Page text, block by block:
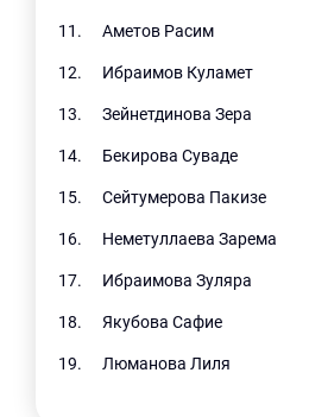
Аметов Расим
Ибраимов Куламет
Зейнетдинова Зера
Бекирова Суваде
Сейтумерова Пакизе
Неметуллаева Зарема
Ибраимова Зуляра
Якубова Сафие
Люманова Лиля